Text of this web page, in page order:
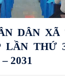
DÂN XÃ
LẦN THỨ
2026 – 2031